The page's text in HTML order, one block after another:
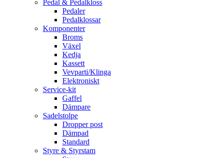
Pedal & Pedalkloss
Pedaler
Pedalklossar
Komponenter
Broms
Växel
Kedja
Kassett
Vevparti/Klinga
Elektroniskt
Service-kit
Gaffel
Dämpare
Sadelstolpe
Dropper post
Dämpad
Standard
Styre & Styrstam